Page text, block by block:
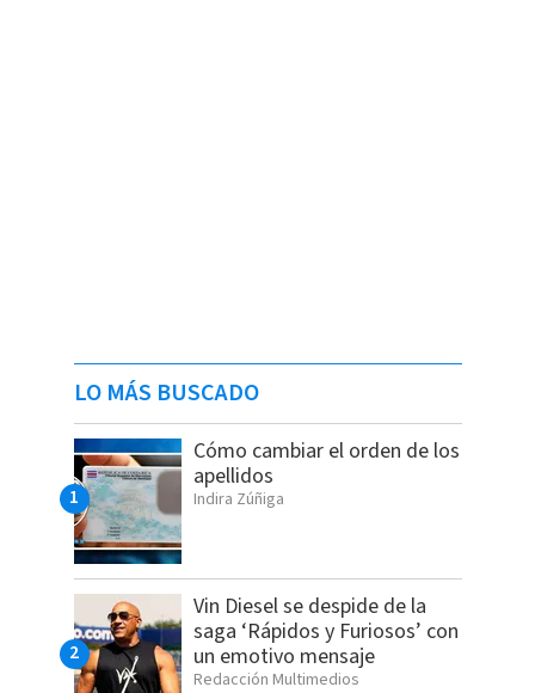
LO MÁS BUSCADO
Cómo cambiar el orden de los
apellidos
Indira Zúñiga
Vin Diesel se despide de la
saga ‘Rápidos y Furiosos’ con
un emotivo mensaje
Redacción Multimedios